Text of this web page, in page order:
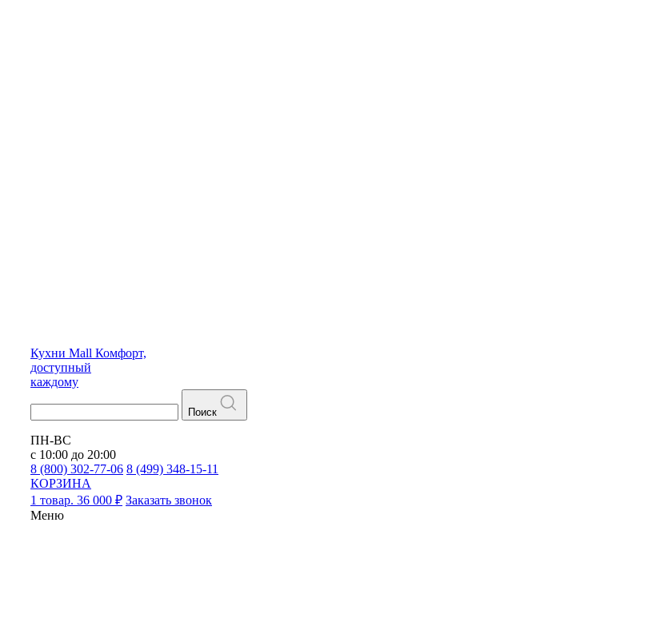
Кухни Mall Комфорт,
доступный
каждому
Поиск
ПН-ВС
с 10:00 до 20:00
8 (800) 302-77-06 8 (499) 348-15-11
КОРЗИНА
1 товар. 36 000 ₽ Заказать звонок
Меню